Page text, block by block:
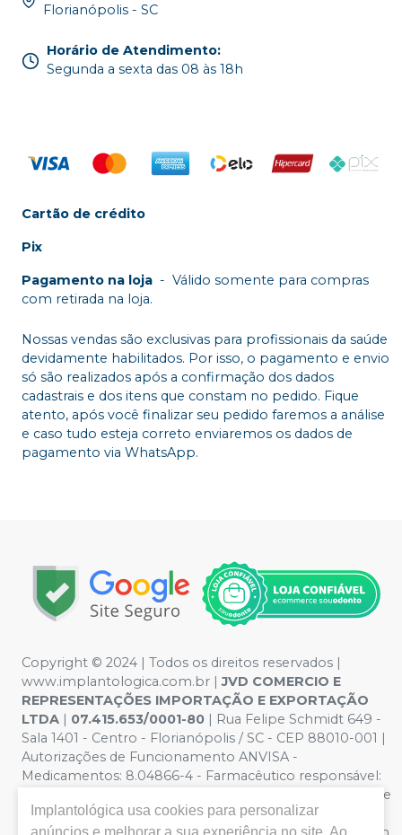
Florianópolis - SC
Horário de Atendimento:
Segunda a sexta das 08 às 18h
Cartão de crédito
Pix
Pagamento na loja - Válido somente para compras
com retirada na loja.
Nossas vendas são exclusivas para profissionais da saúde
devidamente habilitados. Por isso, o pagamento e envio
só são realizados após a confirmação dos dados
cadastrais e dos itens que constam no pedido. Fique
atento, após você finalizar seu pedido faremos a análise
e caso tudo esteja correto enviaremos os dados de
pagamento via WhatsApp.
Copyright © 2024 | Todos os direitos reservados |
www.implantologica.com.br |JVD COMERCIO E
REPRESENTAÇÕES IMPORTAÇÃO E EXPORTAÇÃO
LTDA | 07.415.653/0001-80 | Rua Felipe Schmidt 649 -
Sala 1401 - Centro - Florianópolis / SC - CEP 88010-001 |
Autorizações de Funcionamento ANVISA -
Medicamentos: 8.04866-4 - Farmacêutico responsável:
Patricia Dalazen. CRF/SC nº 15678| Política de Privacidade
e Segurança - Fotos meramente ilustrativas - Os preços
Implantológica usa cookies para personalizar
anúncios e melhorar a sua experiência no site. Ao